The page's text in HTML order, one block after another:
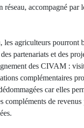
réseau, accompagné
les agriculteurs pourront
partenariats et des
des CIVAM :
complémentaires
car elles
compléments de